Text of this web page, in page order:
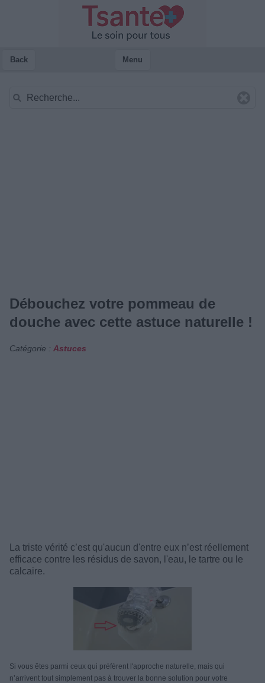
Back Menu
Débouchez votre pommeau de
douche avec cette astuce naturelle !
Catégorie : Astuces
La triste vérité c’est qu'aucun d'entre eux n’est réellement
efficace contre les résidus de savon, l'eau, le tartre ou le
calcaire.
Si vous êtes parmi ceux qui préfèrent l'approche naturelle, mais qui
n’arrivent tout simplement pas à trouver la bonne solution pour votre